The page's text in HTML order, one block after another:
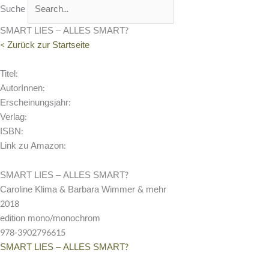
Suche
SMART LIES – ALLES SMART?
< Zurück zur Startseite
Titel:
AutorInnen:
Erscheinungsjahr:
Verlag:
ISBN:
Link zu Amazon:
SMART LIES – ALLES SMART?
Caroline Klima & Barbara Wimmer & mehr
2018
edition mono/monochrom
978-3902796615
SMART LIES – ALLES SMART?